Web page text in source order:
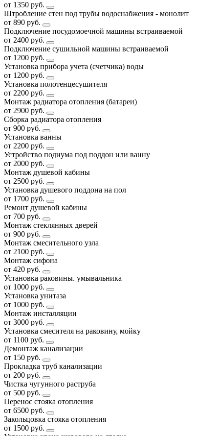
от 1350 руб.
Штробление стен под трубы водоснабжения - монолит
от 890 руб.
Подключение посудомоечной машины встраиваемой
от 2400 руб.
Подключение сушильной машины встраиваемой
от 1200 руб.
Установка прибора учета (счетчика) воды
от 1200 руб.
Установка полотенцесушителя
от 2200 руб.
Монтаж радиатора отопления (батареи)
от 2900 руб.
Сборка радиатора отопления
от 900 руб.
Установка ванны
от 2200 руб.
Устройство подиума под поддон или ванну
от 2000 руб.
Монтаж душевой кабины
от 2500 руб.
Установка душевого поддона на пол
от 1700 руб.
Ремонт душевой кабины
от 700 руб.
Монтаж стеклянных дверей
от 900 руб.
Монтаж смесительного узла
от 2100 руб.
Монтаж сифона
от 420 руб.
Установка раковины. умывальника
от 1000 руб.
Установка унитаза
от 1000 руб.
Монтаж инсталляции
от 3000 руб.
Установка смесителя на раковину, мойку
от 1100 руб.
Демонтаж канализации
от 150 руб.
Прокладка труб канализации
от 200 руб.
Чистка чугунного раструба
от 500 руб.
Перенос стояка отопления
от 6500 руб.
Закольцовка стояка отопления
от 1500 руб.